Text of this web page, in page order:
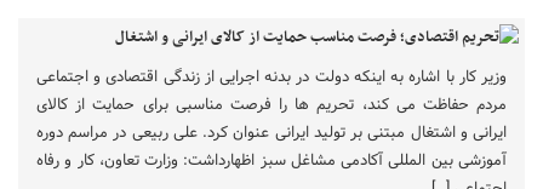
وزیر کار با اشاره به اینکه دولت در بدنه اجرایی از زندگی اقتصادی و اجتماعی
مردم حفاظت می کند، تحریم ها را فرصت مناسبی برای حمایت از کالای
ایرانی و اشتغال مبتنی بر تولید ایرانی عنوان کرد. علی ربیعی در مراسم دوره
آموزشی بین المللی آکادمی مشاغل سبز اظهارداشت: وزارت تعاون، کار و رفاه